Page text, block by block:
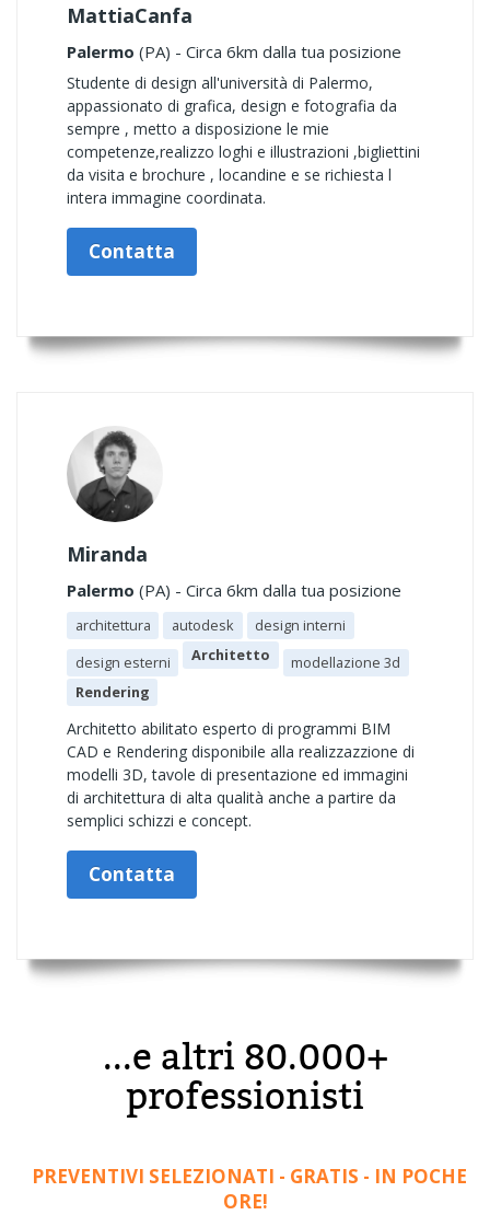
MattiaCanfa
Palermo (PA) - Circa 6km dalla tua posizione
Studente di design all'università di Palermo,
appassionato di grafica, design e fotografia da
sempre , metto a disposizione le mie
competenze,realizzo loghi e illustrazioni ,bigliettini
da visita e brochure , locandine e se richiesta l
intera immagine coordinata.
Contatta
Miranda
Palermo (PA) - Circa 6km dalla tua posizione
architettura autodesk
design interni
design esterni
Architetto
modellazione 3d
Rendering
Architetto abilitato esperto di programmi BIM
CAD e Rendering disponibile alla realizzazzione di
modelli 3D, tavole di presentazione ed immagini
di architettura di alta qualità anche a partire da
semplici schizzi e concept.
Contatta
...e altri 80.000+
professionisti
PREVENTIVI SELEZIONATI - GRATIS - IN POCHE
ORE!